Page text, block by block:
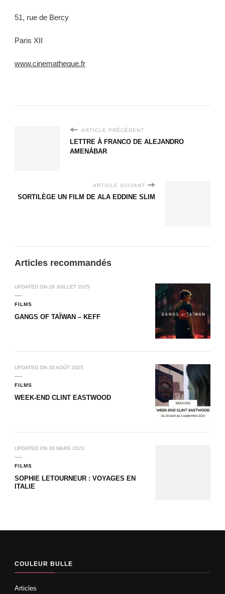
51, rue de Bercy
Paris XII
www.cinematheque.fr
ARTICLE PRÉCÉDENT
LETTRE À FRANCO DE ALEJANDRO
AMENÁBAR
ARTICLE SUIVANT
SORTILÈGE UN FILM DE ALA EDDINE SLIM
Articles recommandés
UPDATED ON 29 JUILLET 2025
FILMS
GANGS OF TAÏWAN – KEFF
UPDATED ON 30 AOÛT 2025
FILMS
WEEK-END CLINT EASTWOOD
UPDATED ON 30 MARS 2023
FILMS
SOPHIE LETOURNEUR : VOYAGES EN
ITALIE
COULEUR BULLE
Articles